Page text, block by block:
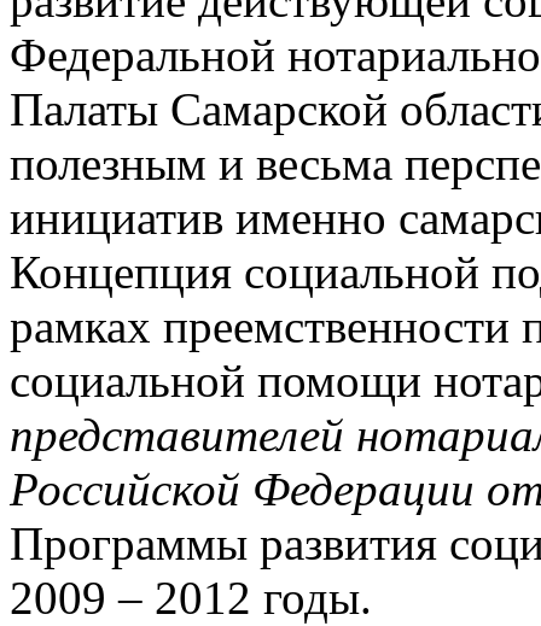
Федеральной
Палаты Самарской
полезным и весьма
инициатив именно
Концепция социальной
рамках
социальной помощи
представителей
Российской Федерации
Программы развития
2009 – 2012 годы.